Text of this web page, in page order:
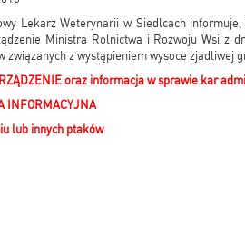
Lekarz Weterynarii w Siedlcach
Ministra Rolnictwa i Rozwoju Wsi z
związanych z wystąpieniem wysoce zjadliwej
oraz informacja w sprawie kar
INFORMACYJNA
lub innych ptaków